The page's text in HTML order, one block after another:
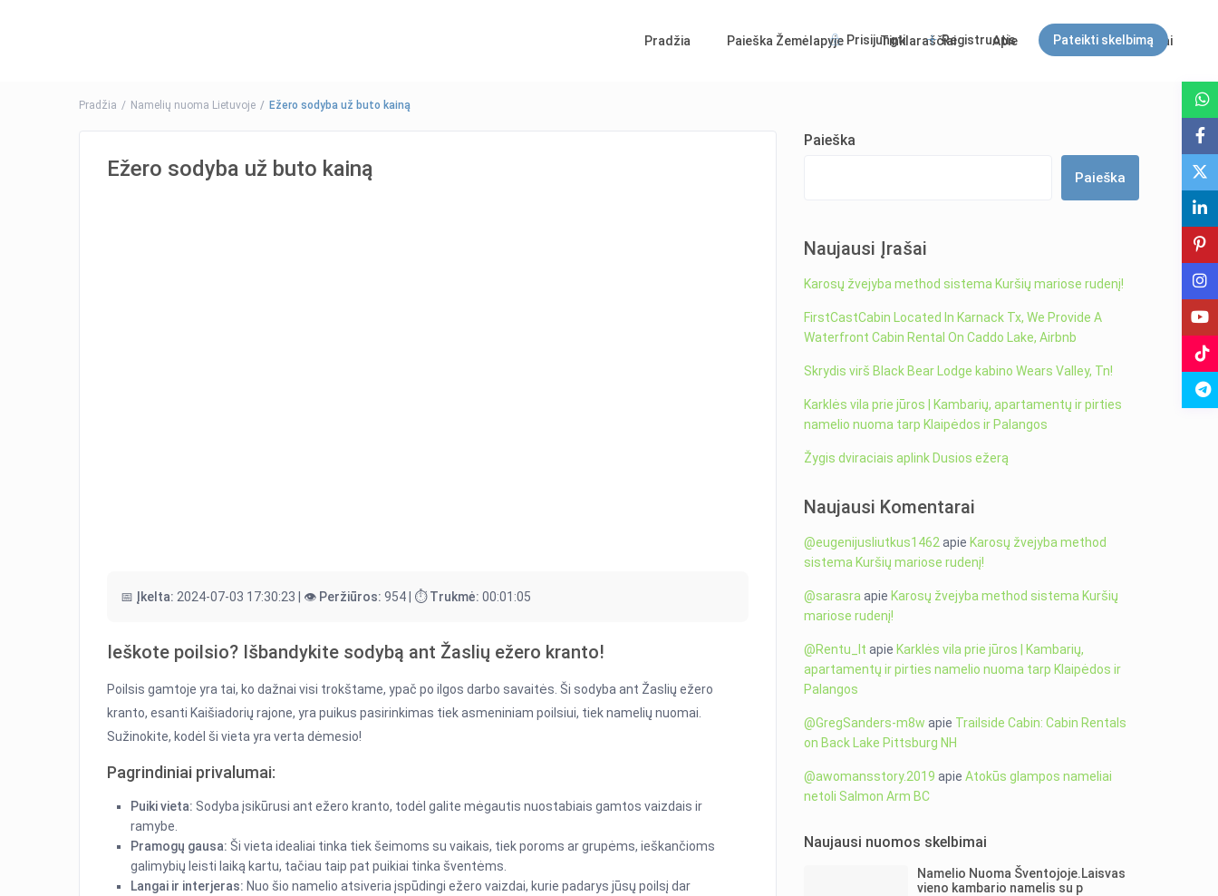
Pradžia Paieška Žemėlapyje Tinklaraščiai Apie DUK Kontaktai
Prisijungti Registruotis Pateikti skelbimą
Svečiai
Pradžia Namelių nuoma Lietuvoje Ežero sodyba už buto kainą
Ežero sodyba už buto kainą
📅 Įkelta: 2024-07-03 17:30:23 | 👁️ Peržiūros: 954 | ⏱️ Trukmė: 00:01:05
Ieškote poilsio? Išbandykite sodybą ant Žaslių ežero kranto!
Poilsis gamtoje yra tai, ko dažnai visi trokštame, ypač po ilgos darbo savaitės. Ši sodyba ant Žaslių ežero
kranto, esanti Kaišiadorių rajone, yra puikus pasirinkimas tiek asmeniniam poilsiui, tiek namelių nuomai.
Sužinokite, kodėl ši vieta yra verta dėmesio!
Pagrindiniai privalumai:
Puiki vieta: Sodyba įsikūrusi ant ežero kranto, todėl galite mėgautis nuostabiais gamtos vaizdais ir
ramybe.
Pramogų gausa: Ši vieta idealiai tinka tiek šeimoms su vaikais, tiek poroms ar grupėms, ieškančioms
galimybių leisti laiką kartu, tačiau taip pat puikiai tinka šventėms.
Langai ir interjeras: Nuo šio namelio atsiveria įspūdingi ežero vaizdai, kurie padarys jūsų poilsį dar
Paieška
Paieška
Naujausi Įrašai
Karosų žvejyba method sistema Kuršių mariose rudenį!
FirstCastCabin Located In Karnack Tx, We Provide A
Waterfront Cabin Rental On Caddo Lake, Airbnb
Skrydis virš Black Bear Lodge kabino Wears Valley, Tn!
Karklės vila prie jūros | Kambarių, apartamentų ir pirties
namelio nuoma tarp Klaipėdos ir Palangos
Žygis dviraciais aplink Dusios ežerą
Naujausi Komentarai
@eugenijusliutkus1462 apie Karosų žvejyba method
sistema Kuršių mariose rudenį!
@sarasra apie Karosų žvejyba method sistema Kuršių
mariose rudenį!
@Rentu_lt apie Karklės vila prie jūros | Kambarių,
apartamentų ir pirties namelio nuoma tarp Klaipėdos ir
Palangos
@GregSanders-m8w apie Trailside Cabin: Cabin Rentals
on Back Lake Pittsburg NH
@awomansstory.2019 apie Atokūs glampos nameliai
netoli Salmon Arm BC
Naujausi nuomos skelbimai
Namelio Nuoma Šventojoje.Laisvas
vieno kambario namelis su p